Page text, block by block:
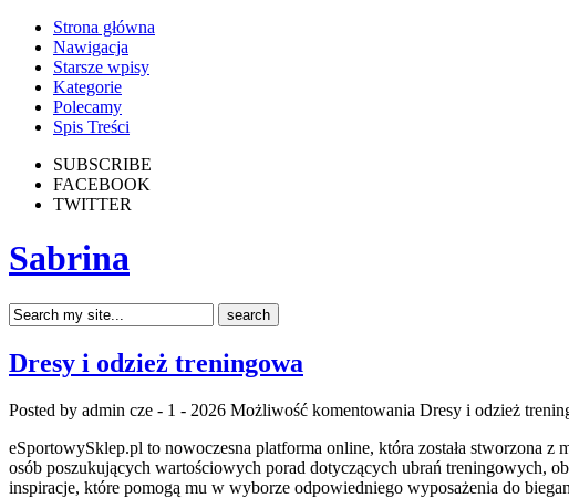
Strona główna
Nawigacja
Starsze wpisy
Kategorie
Polecamy
Spis Treści
SUBSCRIBE
FACEBOOK
TWITTER
Sabrina
Dresy i odzież treningowa
Posted by admin cze - 1 - 2026 Możliwość komentowania Dresy i odzież
eSportowySklep.pl to nowoczesna platforma online, która została stworzona
osób poszukujących wartościowych porad dotyczących ubrań treningowych,
inspiracje, które pomogą mu w wyborze odpowiedniego wyposażenia do